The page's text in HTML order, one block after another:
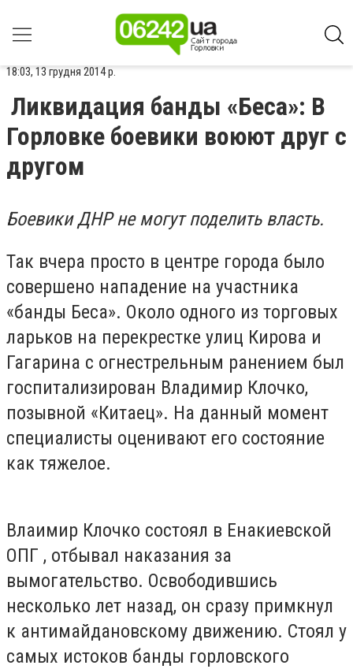
18:03, 13 грудня 2014 р.
Ликвидация банды «Беса»: В
Горловке боевики воюют друг с
другом
Боевики ДНР не могут поделить власть.
Так вчера просто в центре города было
совершено нападение на участника
«банды Беса». Около одного из торговых
ларьков на перекрестке улиц Кирова и
Гагарина с огнестрельным ранением был
госпитализирован Владимир Клочко,
позывной «Китаец». На данный момент
специалисты оценивают его состояние
как тяжелое.
Влаимир Клочко состоял в Енакиевской
ОПГ , отбывал наказания за
вымогательство. Освободившись
несколько лет назад, он сразу примкнул
к антимайдановскому движению. Стоял у
самых истоков банды горловского